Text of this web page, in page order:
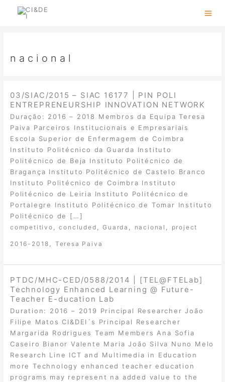
nacional
03/SIAC/2015 – SIAC 16177 | PIN POLI
ENTREPRENEURSHIP INNOVATION NETWORK
Duração: 2016 – 2018 Membros da Equipa Teresa
Paiva Parceiros Institucionais e Empresariais
Escola Superior de Enfermagem de Coimbra
Instituto Politécnico da Guarda Instituto
Politécnico de Beja Instituto Politécnico de
Bragança Instituto Politécnico de Castelo Branco
Instituto Politécnico de Coimbra Instituto
Politécnico de Leiria Instituto Politécnico de
Portalegre Instituto Politécnico de Tomar Instituto
Politécnico de […]
competitivo ,concluded ,Guarda nacional project
2016-2018 , Teresa Paiva
PTDC/MHC-CED/0588/2014 | [TEL@FTELab]
Technology Enhanced Learning @ Future-
Teacher E-ducation Lab
Duration: 2016 – 2019 Principal Researcher João
Filipe Matos CI&DEI´s Principal Researcher
Margarida Rodrigues Team Members Ana Sofia
Caseiro Bianor Valente Maria João Silva Nuno Melo
Research Line ICT and Multimedia in Education
more Technology enhanced teacher education
programs may represent na added value to the